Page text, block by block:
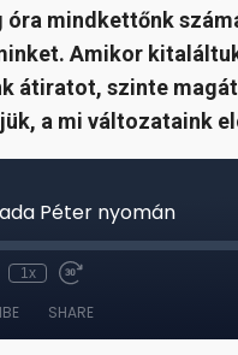
óra mindkettőnk
Amikor
átiratot, szinte
a mi változataink